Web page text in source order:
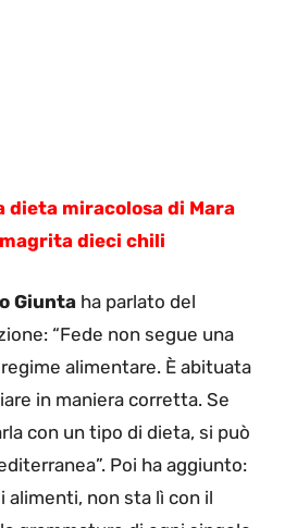
dieta miracolosa di Mara
dieci chili
Giunta ha parlato del
“Fede non segue una
alimentare. È abituata
in maniera corretta. Se
con un tipo di dieta, si può
Poi ha aggiunto:
alimenti, non sta lì con il